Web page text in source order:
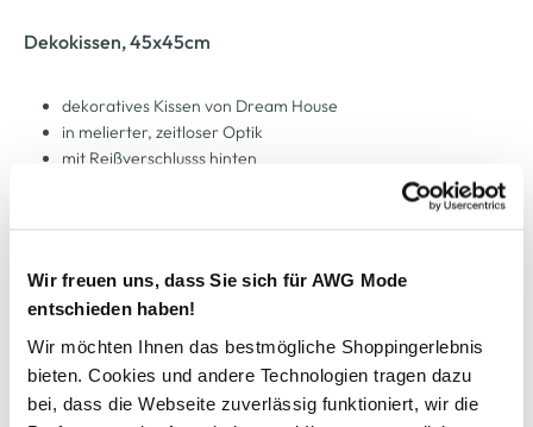
Wir freuen uns, dass Sie sich für AWG Mode
entschieden haben!
Wir möchten Ihnen das bestmögliche Shoppingerlebnis
bieten. Cookies und andere Technologien tragen dazu
bei, dass die Webseite zuverlässig funktioniert, wir die
Dekokissen, 45x45cm
dekoratives Kissen von Dream House
in melierter, zeitloser Optik
mit Reißverschlusss hinten
perfekt für drinnen oder draußen
AWG Artikelnummer
887405-hellgrau